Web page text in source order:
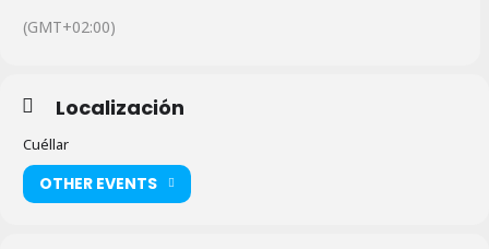
(GMT+02:00)
Localización
Cuéllar
OTHER EVENTS